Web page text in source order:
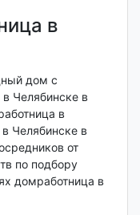
в
дом с
Челябинске в
в
Челябинске в
от
по подбору
домработница в